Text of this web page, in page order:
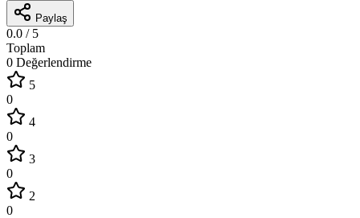
Paylaş
0.0 / 5
Toplam
0 Değerlendirme
5
0
4
0
3
0
2
0